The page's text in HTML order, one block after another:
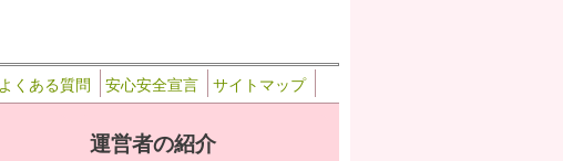
よくある質問 安心安全宣言 サイトマップ
運営者の紹介